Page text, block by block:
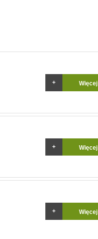
Więcej
Więcej
Więcej